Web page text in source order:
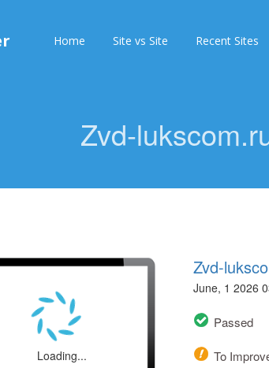
Home Site vs Site Recent Sites
Zvd-
Loading...
Zvd-
June, 1 2026
Passed
To